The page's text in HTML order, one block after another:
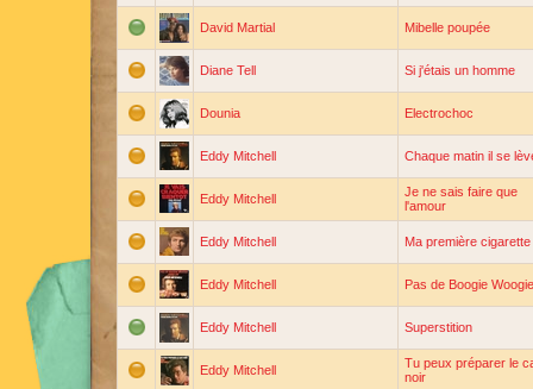
David Martial Mibelle poupée
Diane Tell Si j'étais un homme
Dounia Electrochoc
Eddy Mitchell Chaque matin il se
Eddy Mitchell
Je ne sais faire que
l'amour
Eddy Mitchell Ma première cigarette
Eddy Mitchell Pas de Boogie Woogie
Eddy Mitchell Superstition
Eddy Mitchell
Tu peux préparer le
noir